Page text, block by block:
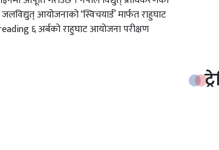
आयोजनाको ‘स्विचयार्ड’ मार्फत राहुघाट
६ अर्बको राहुघाट आयोजना परीक्षण